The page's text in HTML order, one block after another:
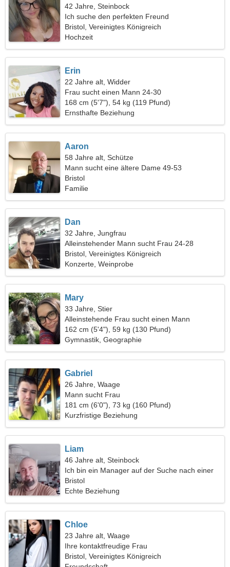
42 Jahre, Steinbock
Ich suche den perfekten Freund
Bristol, Vereinigtes Königreich
Hochzeit
Erin
22 Jahre alt, Widder
Frau sucht einen Mann 24-30
168 cm (5'7"), 54 kg (119 Pfund)
Ernsthafte Beziehung
Aaron
58 Jahre alt, Schütze
Mann sucht eine ältere Dame 49-53
Bristol
Familie
Dan
32 Jahre, Jungfrau
Alleinstehender Mann sucht Frau 24-28
Bristol, Vereinigtes Königreich
Konzerte, Weinprobe
Mary
33 Jahre, Stier
Alleinstehende Frau sucht einen Mann
162 cm (5'4"), 59 kg (130 Pfund)
Gymnastik, Geographie
Gabriel
26 Jahre, Waage
Mann sucht Frau
181 cm (6'0"), 73 kg (160 Pfund)
Kurzfristige Beziehung
Liam
46 Jahre alt, Steinbock
Ich bin ein Manager auf der Suche nach einer
attraktiven Frau
Bristol
Echte Beziehung
Chloe
23 Jahre alt, Waage
Ihre kontaktfreudige Frau
Bristol, Vereinigtes Königreich